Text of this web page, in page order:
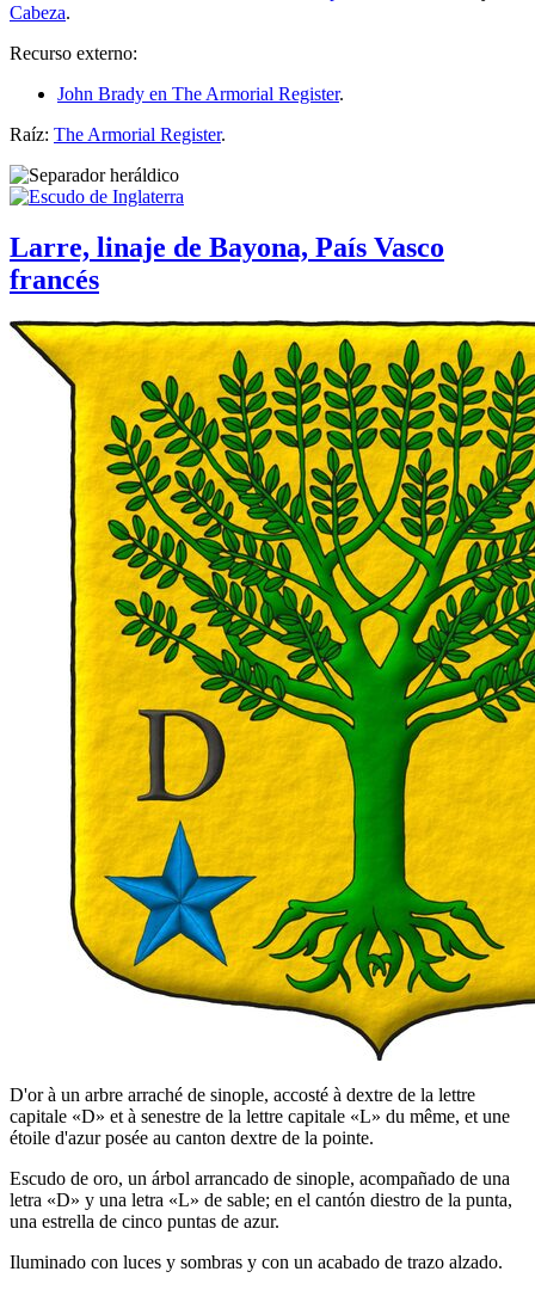
Cabeza.
Recurso externo:
John Brady en The Armorial Register.
Raíz: The Armorial Register.
Larre, linaje de Bayona, País Vasco
francés
D'or à un arbre arraché de sinople, accosté à dextre de la lettre
capitale «D» et à senestre de la lettre capitale «L» du même, et une
étoile d'azur posée au canton dextre de la pointe.
Escudo de oro, un árbol arrancado de sinople, acompañado de una
letra «D» y una letra «L» de sable; en el cantón diestro de la punta,
una estrella de cinco puntas de azur.
Iluminado con luces y sombras y con un acabado de trazo alzado.